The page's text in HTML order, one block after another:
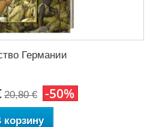
Германии
20,80 € -50%
корзину